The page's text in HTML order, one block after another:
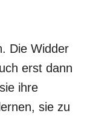
Die Widder
erst dann
ihre
sie zu